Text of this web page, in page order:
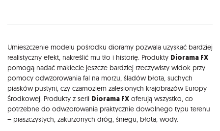
Opis
Umieszczenie modelu pośrodku dioramy pozwala uzyskać bardziej
realistyczny efekt, nakreślić mu tło i historię. Produkty Diorama FX
pomogą nadać makiecie jeszcze bardziej rzeczywisty widok przy
pomocy odwzorowania fal na morzu, śladów błota, suchych
piasków pustyni, czy czarnoziem zalesionych krajobrazów Europy
Środkowej. Produkty z serii Diorama FX oferują wszystko, co
potrzebne do odwzorowania praktycznie dowolnego typu terenu
– piaszczystych, zakurzonych dróg, śniegu, błota, wody.